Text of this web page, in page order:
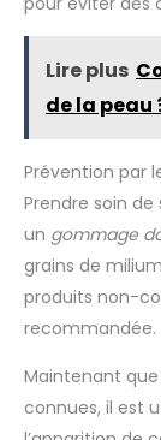
Lire plus
de la peau
Prévention par
Prendre soin
un gommage
grains de
produits non-
recommandée.
Maintenant
connues, il est